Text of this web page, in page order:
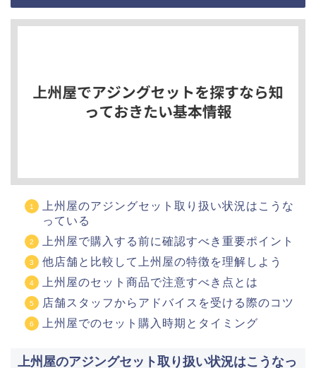
上州屋のアジングセット取り扱い状況はこうな
っている
上州屋で購入する前に確認すべき重要ポイント
他店舗と比較して上州屋の特徴を理解しよう
上州屋のセット商品で注意すべき点とは
店舗スタッフからアドバイスを受ける際のコツ
上州屋でのセット購入時期とタイミング
上州屋のアジングセット取り扱い状況はこうなっ